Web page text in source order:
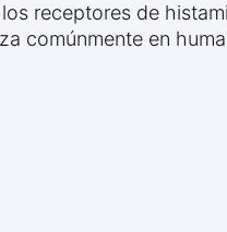
receptores de
comúnmente en